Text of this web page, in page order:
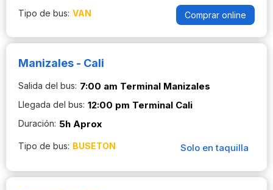
Tipo de bus: VAN Comprar online
Manizales - Cali
Salida del bus: 7:00 am Terminal Manizales
Llegada del bus: 12:00 pm Terminal Cali
Duración: 5h Aprox
Tipo de bus: BUSETON Solo en taquilla